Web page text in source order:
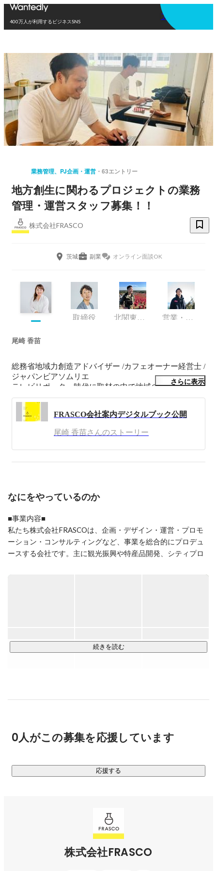
400万人が利用するビジネスSNS
アプリを使う
業務管理、PJ企画・運営 63エントリー
地方創生に関わるプロジェクトの業務
管理・運営スタッフ募集！！
株式会社FRASCO
茨城 副業 オンライン面談OK
取締役 北関東支社・支社長 営業・企画
尾崎 香苗
総務省地域力創造アドバイザー /カフェオーナー経営士 /
ジャパンビアソムリエ
テレビリポーター時代に取材の中で地域のおもしろさに
触れ、まちづくり出版会社に入社。地域活性化プロデュ
ーサーとして事業に関わる。令和のはじまりとともに、
人と地域の幸せの化学反応を起こす、株式会社FRASCO
を設立。令和５年には広島市中区に旅とローカルフード
がテーマの複合アンテナカフェをオープン。
さらに表示
FRASCO会社案内デジタルブック公開
尾崎 香苗さんのストーリー
なにをやっているのか
■事業内容■
私たち株式会社FRASCOは、企画・デザイン・運営・プロモ
ーション・コンサルティングなど、事業を総合的にプロデュ
ースする会社です。主に観光振興や特産品開発、シティプロ
を展開しています。
［事業者ヒアリング／個別伴走支援／インフルエンサー招
◯ネモフィラ、コキアが有名なひたち海浜公園の夜間特別体
◯いばらき県央地域ふるさとワーキングホリデーの企画運営
［募集広告／クリエイティブ／地域との調整／アテンド／
取材及びWEB記事制作サポート］
続きを読む
0人がこの募集を応援しています
応援する
株式会社FRASCO